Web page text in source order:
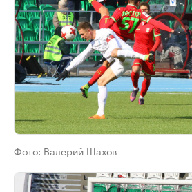
Фото: Валерий Шахов